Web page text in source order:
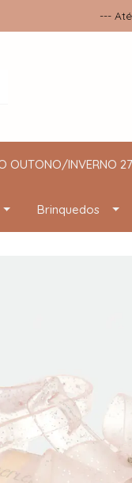
---
OUTONO/INVERNO 27
Brinquedos